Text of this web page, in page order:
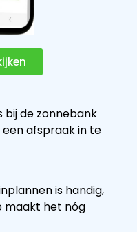
de zonnebank
afspraak in te
is handig,
maakt het nóg